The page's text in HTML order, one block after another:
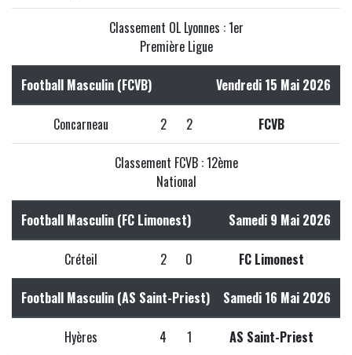
Classement OL Lyonnes : 1er
Première Ligue
Football Masculin (FCVB) Vendredi 15 Mai 2026
Concarneau 2 2 FCVB
Classement FCVB : 12ème
National
Football Masculin (FC Limonest) Samedi 9 Mai 2026
Créteil 2 0 FC Limonest
Football Masculin (AS Saint-Priest) Samedi 16 Mai 2026
Hyères 4 1 AS Saint-Priest